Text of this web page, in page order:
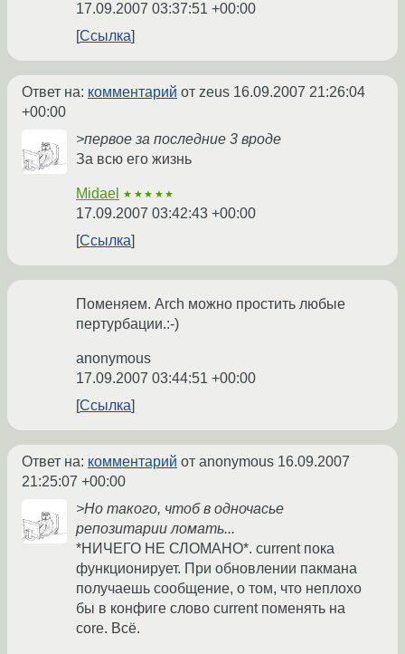
17.09.2007 03:37:51 +00:00
Ссылка
Ответ на: комментарий от zeus 16.09.2007 21:26:04
+00:00
>первое за последние 3 вроде
За всю его жизнь
Midael ★★★★★
17.09.2007 03:42:43 +00:00
Ссылка
Поменяем. Arch можно простить любые
пертурбации.:-)
anonymous
17.09.2007 03:44:51 +00:00
Ссылка
Ответ на: комментарий от anonymous 16.09.2007
21:25:07 +00:00
>Но такого, чтоб в одночасье
репозитарии ломать...
*НИЧЕГО НЕ СЛОМАНО*. current пока
функционирует. При обновлении пакмана
получаешь сообщение, о том, что неплохо
бы в конфиге слово current поменять на
core. Всё.